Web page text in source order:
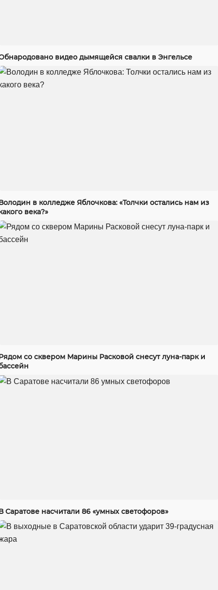
видео дымящейся свалки в Энгельсе
в колледже Яблочкова: «Толчки остались нам из
века?»
со сквером Марины Расковой снесут луна-парк и
Саратове насчитали 86 «умных светофоров»